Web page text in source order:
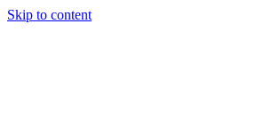
Skip to content